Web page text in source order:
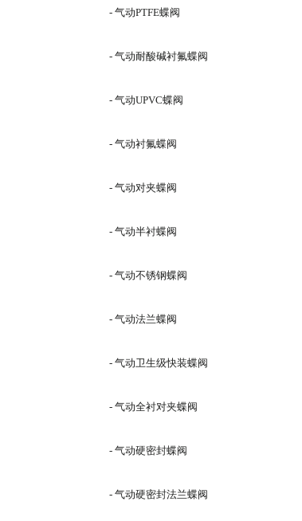
- 气动PTFE蝶阀
- 气动耐酸碱衬氟蝶阀
- 气动UPVC蝶阀
- 气动衬氟蝶阀
- 气动对夹蝶阀
- 气动半衬蝶阀
- 气动不锈钢蝶阀
- 气动法兰蝶阀
- 气动卫生级快装蝶阀
- 气动全衬对夹蝶阀
- 气动硬密封蝶阀
- 气动硬密封法兰蝶阀